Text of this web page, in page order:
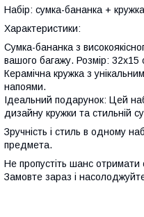
Набір: сумка-бананка +
Характеристики:
Сумка-бананка з
вашого багажу. Розмір: 32х15
Керамічна кружка з
напоями.
Ідеальний подарунок: Цей
дизайну кружки та стильній
Зручність і стиль в одному
предмета.
Не пропустіть шанс отримати
Замовте зараз і